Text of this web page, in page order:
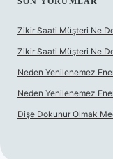
Zikir Saati Müşteri Ne
Zikir Saati Müşteri Ne
Neden Yenilenemez
Neden Yenilenemez
Dişe Dokunur Olmak